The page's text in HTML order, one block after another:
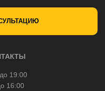
19:00
16:00